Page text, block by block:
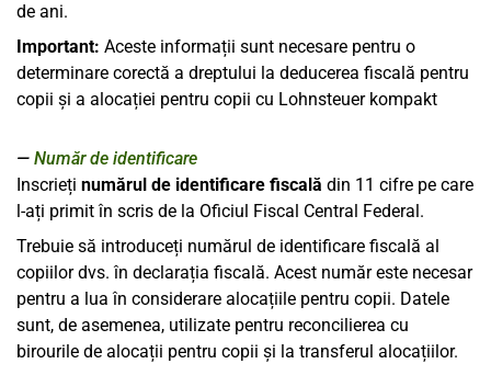
de ani.
Important: Aceste informații sunt necesare pentru o
determinare corectă a dreptului la deducerea fiscală pentru
copii și a alocației pentru copii cu Lohnsteuer kompakt
Număr de identificare
Inscrieți numărul de identificare fiscală din 11 cifre pe care
l-ați primit în scris de la Oficiul Fiscal Central Federal.
Trebuie să introduceți numărul de identificare fiscală al
copiilor dvs. în declarația fiscală. Acest număr este necesar
pentru a lua în considerare alocațiile pentru copii. Datele
sunt, de asemenea, utilizate pentru reconcilierea cu
birourile de alocații pentru copii și la transferul alocațiilor.